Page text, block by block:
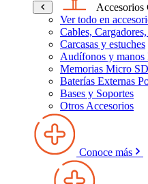
Accesorios
Ver todo en
Cables,
Carcasas y estuches
Audífonos y manos
Memorias Micro SD
Baterías Externas
Bases y Soportes
Otros Accesorios
Conoce más